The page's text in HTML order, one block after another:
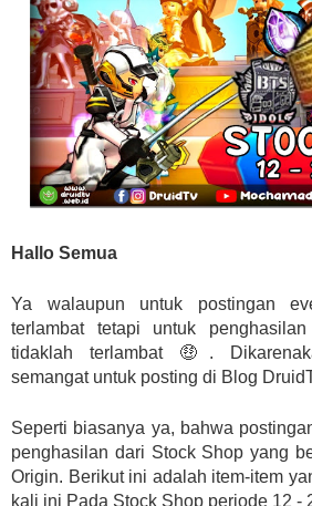
Hallo Semua
Ya walaupun untuk postingan
terlambat tetapi untuk
tidaklah terlambat 🤑.
semangat untuk posting di Blog
Seperti biasanya ya, bahwa
penghasilan dari Stock Shop yang
Origin. Berikut ini adalah item-item
kali ini Pada Stock Shop periode 12 -